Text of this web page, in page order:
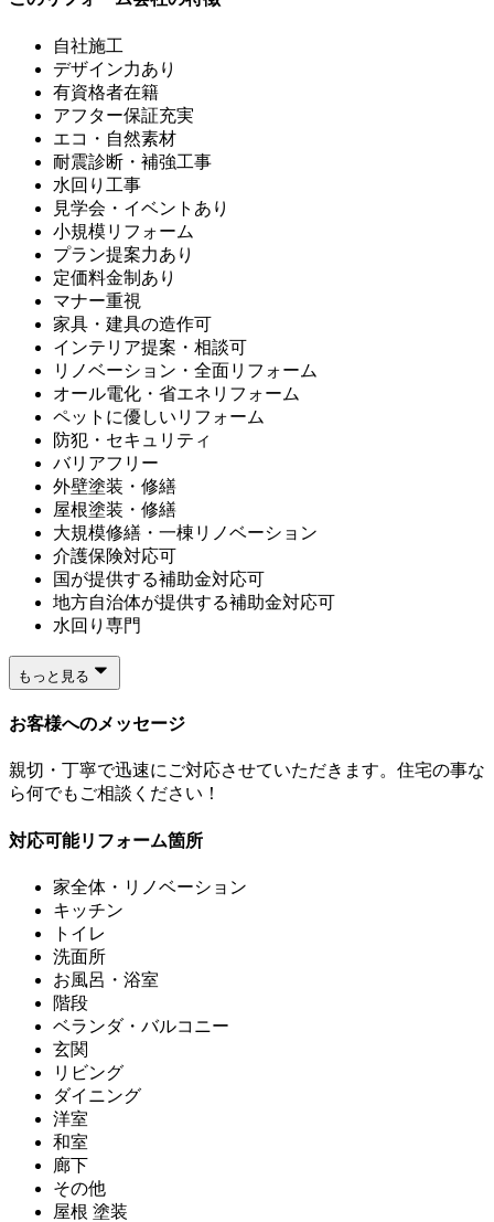
自社施工
デザイン力あり
有資格者在籍
アフター保証充実
エコ・自然素材
耐震診断・補強工事
水回り工事
見学会・イベントあり
小規模リフォーム
プラン提案力あり
定価料金制あり
マナー重視
家具・建具の造作可
インテリア提案・相談可
リノベーション・全面リフォーム
オール電化・省エネリフォーム
ペットに優しいリフォーム
防犯・セキュリティ
バリアフリー
外壁塗装・修繕
屋根塗装・修繕
大規模修繕・一棟リノベーション
介護保険対応可
国が提供する補助金対応可
地方自治体が提供する補助金対応可
水回り専門
もっと見る
お客様へのメッセージ
親切・丁寧で迅速にご対応させていただきます。住宅の事な
ら何でもご相談ください！
対応可能リフォーム箇所
家全体・リノベーション
キッチン
トイレ
洗面所
お風呂・浴室
階段
ベランダ・バルコニー
玄関
リビング
ダイニング
洋室
和室
廊下
その他
屋根 塗装